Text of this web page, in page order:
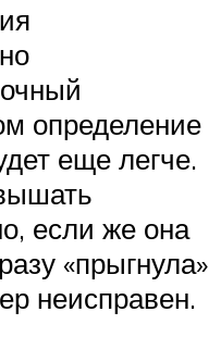
определение
еще легче.
если же она
«прыгнула»
неисправен.